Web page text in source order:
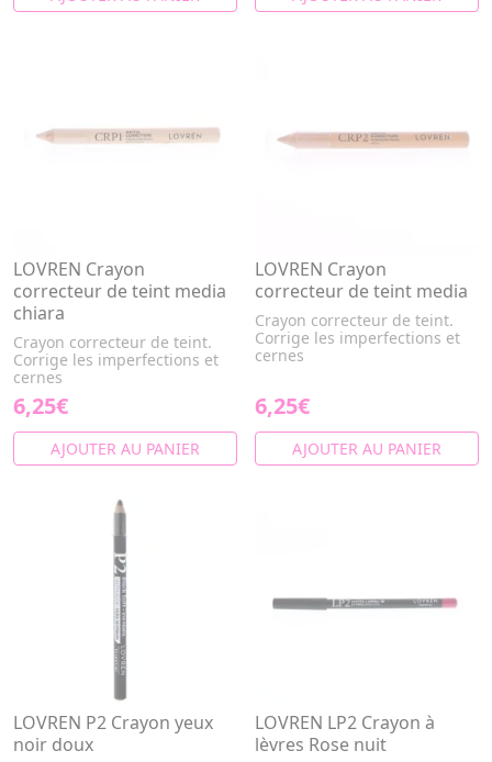
LOVREN Crayon
correcteur de teint media
chiara
Crayon correcteur de teint.
Corrige les imperfections et
cernes
6,25€
AJOUTER AU PANIER
LOVREN Crayon
correcteur de teint media
Crayon correcteur de teint.
Corrige les imperfections et
cernes
6,25€
AJOUTER AU PANIER
LOVREN P2 Crayon yeux
noir doux
LOVREN LP2 Crayon à
lèvres Rose nuit